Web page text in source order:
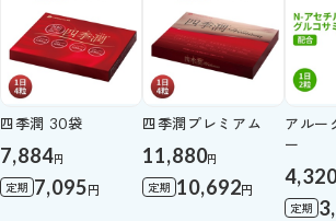
四季潤 30袋
7,884円
定期 7,095円
四季潤プレミアム
11,880円
定期 10,692円
アルー
ー
定期